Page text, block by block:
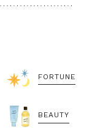
FORTUNE
BEAUTY